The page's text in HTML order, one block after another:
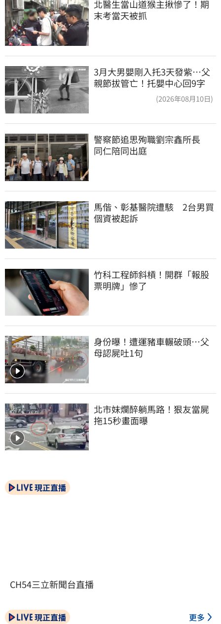
北醫生當山道猴主揪慘了！期
末考當天被抓
3月大男嬰剛入托3天發紫…父
親節拔管亡！托嬰中心回9字
(2026年08月10日)
警察節追思殉職劉宗鑫所長
同仁陪同出庭
馬偕、彰基醫院遭駭　2台男買
個資被起訴
竹科工程師斜槓！開群「報股
票明牌」慘了
身份曝！遭運豬車輾破頭…父
母認屍吐1句
北市妹爛醉躺馬路！狠友當屍
拖15秒畫面曝
現正直播
CH54三立新聞台直播
現正直播 更多